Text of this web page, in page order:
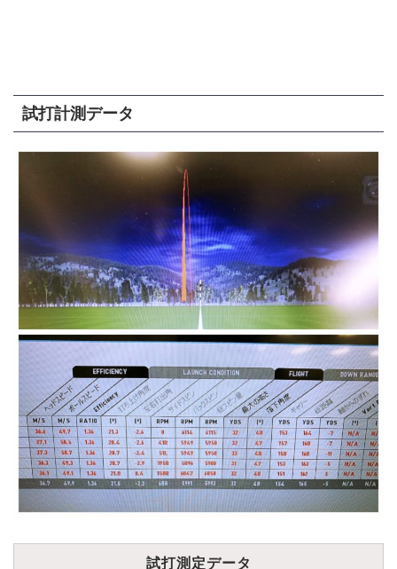
試打計測データ
試打測定データ